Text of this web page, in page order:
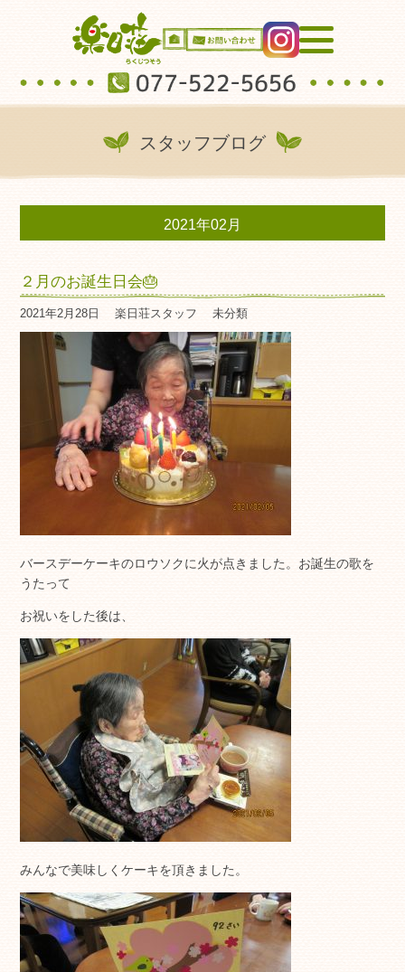
スタッフブログ
2021年02月
２月のお誕生日会🎂
2021年2月28日 楽日荘スタッフ 未分類
バースデーケーキのロウソクに火が点きました。お誕生の歌を
うたって
お祝いをした後は、
みんなで美味しくケーキを頂きました。